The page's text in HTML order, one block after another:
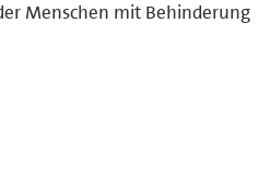
Menschen mit Behinderung